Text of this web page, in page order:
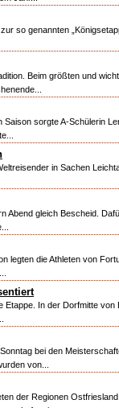
so genannten
Beim größten und
Saison sorgte A-Schülerin
in Sachen
Abend gleich Bescheid.
legten die Athleten von
Etappe. In der Dorfmitte von
bei den
von...
der Regionen Ostfriesland,